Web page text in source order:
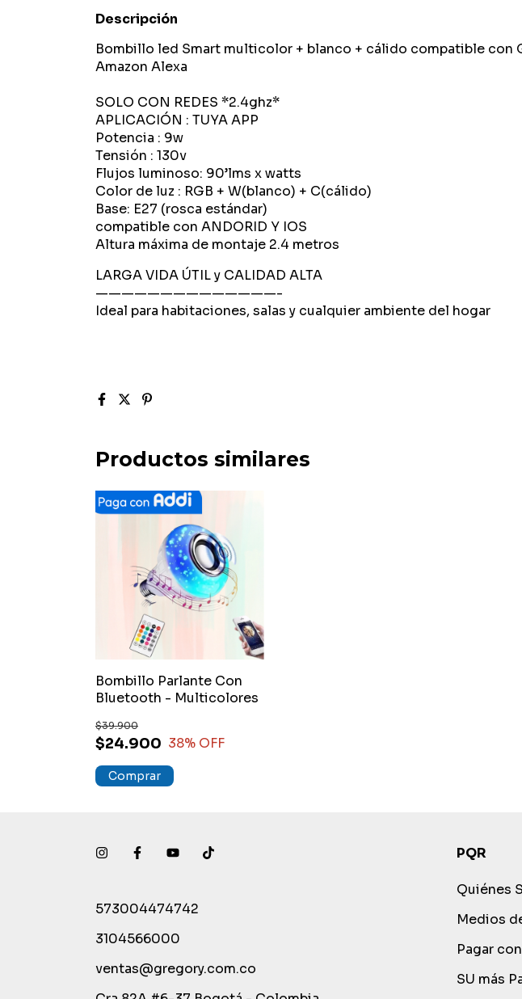
Descripción
Bombillo led Smart multicolor + blanco + cálido compatible con
Amazon Alexa
SOLO CON REDES *2.4ghz*
APLICACIÓN : TUYA APP
Potencia : 9w
Tensión : 130v
Flujos luminoso: 90’lms x watts
Color de luz : RGB + W(blanco) + C(cálido)
Base: E27 (rosca estándar)
compatible con ANDORID Y IOS
Altura máxima de montaje 2.4 metros
LARGA VIDA ÚTIL y CALIDAD ALTA
——————————————-
Ideal para habitaciones, salas y cualquier ambiente del hogar
Productos similares
Bombillo Parlante Con
Bluetooth - Multicolores
$24.900
$39.900
38% OFF
573004474742
3104566000
ventas@gregory.com.co
PQR
Quiénes
Medios
Pagar
SU más